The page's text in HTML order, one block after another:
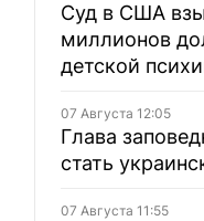
Суд в США
миллионов
детской
07 Августа 12:05
Глава
стать
07 Августа 11:55